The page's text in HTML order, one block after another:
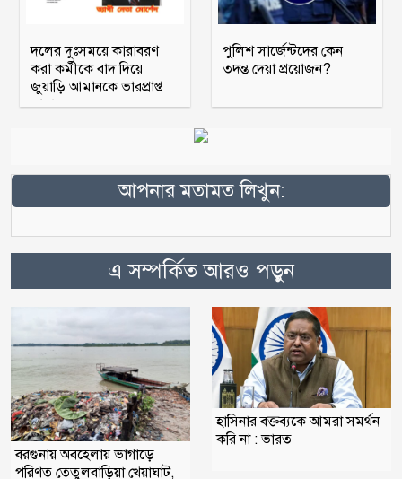
দলের দুঃসময়ে কারাবরণ
করা কর্মীকে বাদ দিয়ে
জুয়াড়ি আমানকে ভারপ্রাপ্ত
আহ্বায়ক
পুলিশ সার্জেন্টদের কেন
তদন্ত দেয়া প্রয়োজন?
আপনার মতামত লিখুন:
এ সম্পর্কিত আরও পড়ুন
বরগুনায় অবহেলায় ভাগাড়ে
পরিণত তেতুলবাড়িয়া খেয়াঘাট,
হাসিনার বক্তব্যকে আমরা সমর্থন
করি না : ভারত